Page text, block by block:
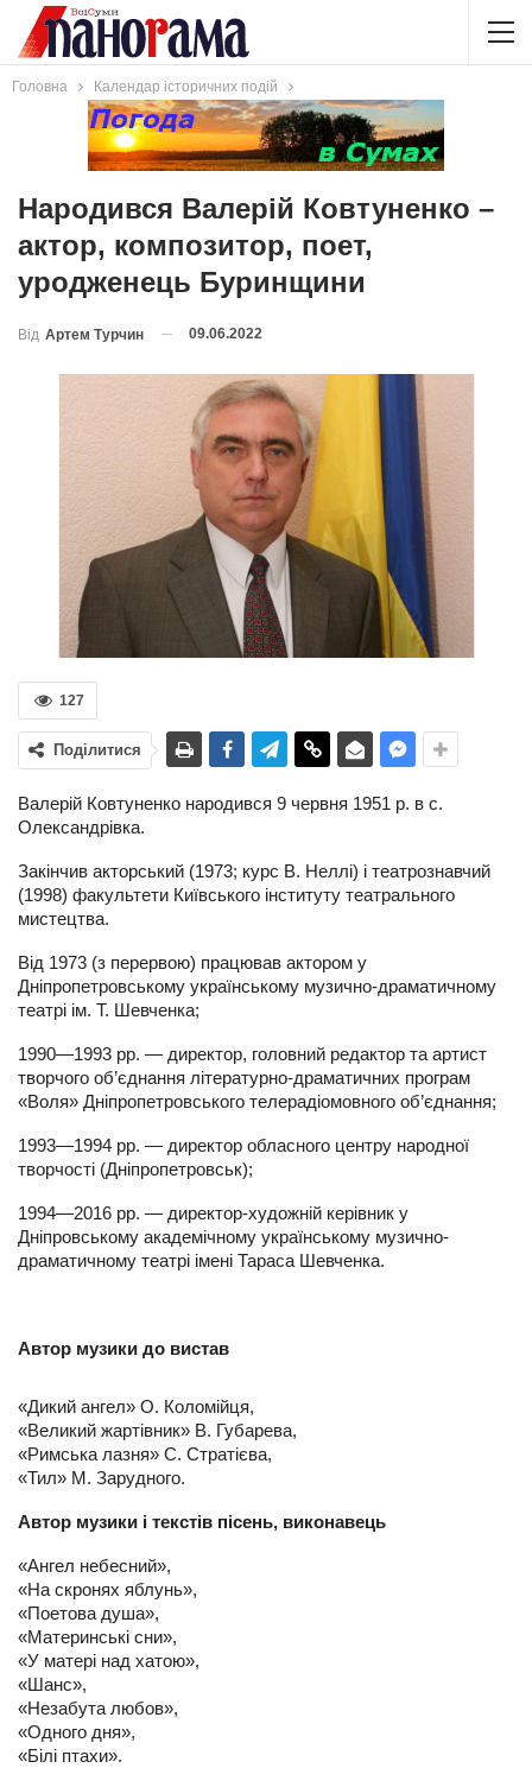
Головна Календар історичних подій
Народився Валерій Ковтуненко –
актор, композитор, поет,
уродженець Буринщини
Від Артем Турчин 09.06.2022
127
Поділитися
Валерій Ковтуненко народився 9 червня 1951 р. в с.
Олександрівка.
Закінчив акторський (1973; курс В. Неллі) і театрознавчий
(1998) факультети Київського інституту театрального
мистецтва.
Від 1973 (з перервою) працював актором у
Дніпропетровському українському музично-драматичному
театрі ім. Т. Шевченка;
1990—1993 рр. — директор, головний редактор та артист
творчого об’єднання літературно-драматичних програм
«Воля» Дніпропетровського телерадіомовного об’єднання;
1993—1994 рр. — директор обласного центру народної
творчості (Дніпропетровськ);
1994—2016 рр. — директор-художній керівник у
Дніпровському академічному українському музично-
драматичному театрі імені Тараса Шевченка.
Автор музики до вистав
«Дикий ангел» О. Коломійця,
«Великий жартівник» В. Губарева,
«Римська лазня» С. Стратієва,
«Тил» М. Зарудного.
Автор музики і текстів пісень, виконавець
«Ангел небесний»,
«На скронях яблунь»,
«Поетова душа»,
«Материнські сни»,
«У матері над хатою»,
«Шанс»,
«Незабута любов»,
«Одного дня»,
«Білі птахи».